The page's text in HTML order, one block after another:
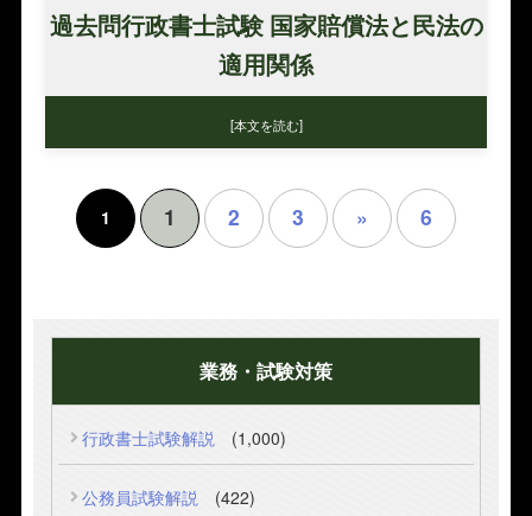
過去問行政書士試験 国家賠償法と民法の
適用関係
[本文を読む]
1 1 2 3 » 6
業務・試験対策
行政書士試験解説 (1,000)
公務員試験解説 (422)